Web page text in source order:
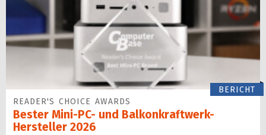
BERICHT
READER'S CHOICE AWARDS
Bester Mini-PC- und Balkonkraftwerk-
Hersteller 2026